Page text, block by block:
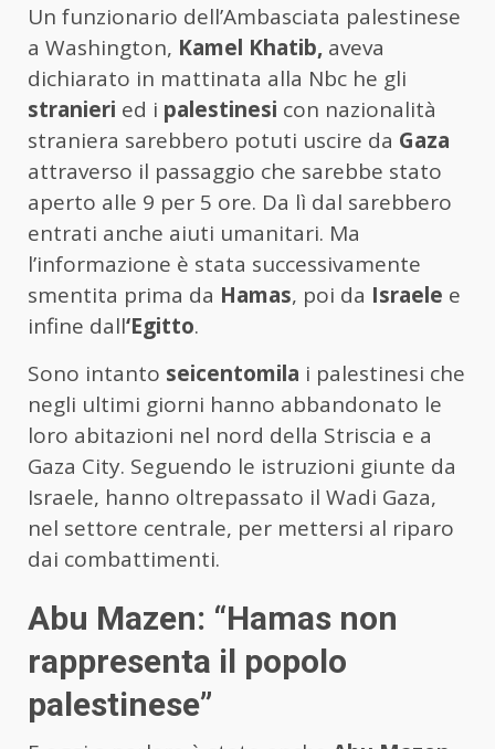
Un funzionario dell’Ambasciata palestinese
a Washington, Kamel Khatib, aveva
dichiarato in mattinata alla Nbc he gli
stranieri ed i palestinesi con nazionalità
straniera sarebbero potuti uscire da Gaza
attraverso il passaggio che sarebbe stato
aperto alle 9 per 5 ore. Da lì dal sarebbero
entrati anche aiuti umanitari. Ma
l’informazione è stata successivamente
smentita prima da Hamas, poi da Israele e
infine dall‘Egitto.
Sono intanto seicentomila i palestinesi che
negli ultimi giorni hanno abbandonato le
loro abitazioni nel nord della Striscia e a
Gaza City. Seguendo le istruzioni giunte da
Israele, hanno oltrepassato il Wadi Gaza,
nel settore centrale, per mettersi al riparo
dai combattimenti.
Abu Mazen: “Hamas non
rappresenta il popolo
palestinese”